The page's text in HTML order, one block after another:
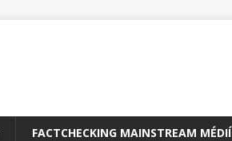
FACTCHECKING MAINSTREAM MÉDIÍ